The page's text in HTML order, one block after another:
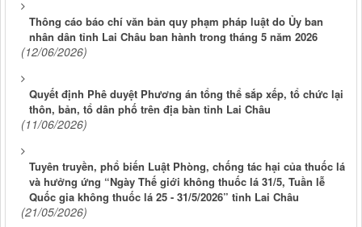
Thông cáo báo chí văn bản quy phạm pháp luật do Ủy ban
nhân dân tỉnh Lai Châu ban hành trong tháng 5 năm 2026
(12/06/2026)
Quyết định Phê duyệt Phương án tổng thể sắp xếp, tổ chức lại
thôn, bản, tổ dân phố trên địa bàn tỉnh Lai Châu
(11/06/2026)
Tuyên truyền, phổ biến Luật Phòng, chống tác hại của thuốc lá
và hưởng ứng “Ngày Thế giới không thuốc lá 31/5, Tuần lễ
Quốc gia không thuốc lá 25 - 31/5/2026” tỉnh Lai Châu
(21/05/2026)